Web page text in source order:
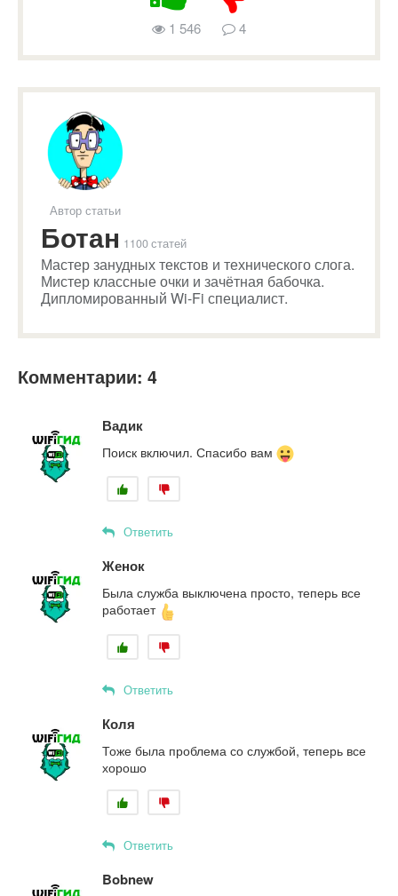
1 546 4
Автор статьи
Ботан 1100 статей
Мастер занудных текстов и технического слога.
Мистер классные очки и зачётная бабочка.
Дипломированный Wi-Fi специалист.
Комментарии: 4
Вадик
Поиск включил. Спасибо вам
Ответить
Женок
Была служба выключена просто, теперь все
работает
Ответить
Коля
Тоже была проблема со службой, теперь все
хорошо
Ответить
Bobnew